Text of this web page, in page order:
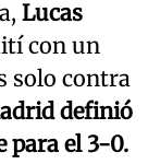
Lucas
con un
solo contra
definió
para el 3-0.